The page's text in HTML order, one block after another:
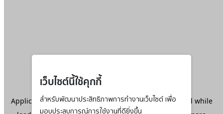
เว็บไซต์นี้ใช้คุกกี้
สำหรับพัฒนาประสิทธิภาพการทำงานเว็บไซต์ เพื่อ
มอบประสบการณ์การใช้งานที่ดียิ่งขึ้น
Application error: aclient-side exception has occurred while